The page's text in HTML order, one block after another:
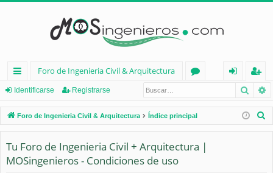
nl
ac
es
rá
pi
Foro de Ingenieria Civil & Arquitectura
os
nt
ifi
eg
ist
ra
Identificarse Registrarse
Foro de Ingenieria Civil & Arquitectura Índice principal
Tu Foro de Ingenieria Civil + Arquitectura |
MOSingenieros - Condiciones de uso